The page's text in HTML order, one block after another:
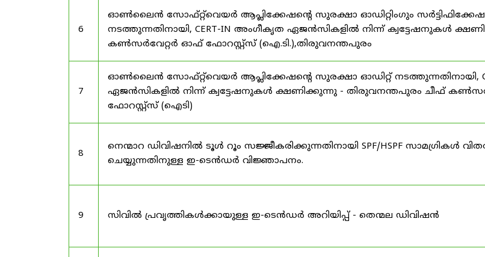
6
ഓൺലൈൻ സോഫ്റ്റ്‌വെയർ ആപ്ലിക്കേഷന്റെ സുരക്ഷാ ഓഡിറ്റിംഗും
നടത്തുന്നതിനായി, CERT-IN അംഗീകൃത ഏജൻസികളിൽ നിന്ന് ക്വട്ടേഷനുകൾ
കൺസർവേറ്റർ ഓഫ് ഫോറസ്റ്റ്സ് (ഐ.ടി.),തിരുവനന്തപുരം
7
ഓൺലൈൻ സോഫ്റ്റ്‌വെയർ ആപ്ലിക്കേഷന്റെ സുരക്ഷാ ഓഡിറ്റ് നടത്തുന്നതിനായി,
ഏജൻസികളിൽ നിന്ന് ക്വട്ടേഷനുകൾ ക്ഷണിക്കുന്നു - തിരുവനന്തപുരം ചീഫ്
ഫോറസ്റ്റ്സ് (ഐടി)
8
നെന്മാറ ഡിവിഷനിൽ ടൂൾ റൂം സജ്ജീകരിക്കുന്നതിനായി SPF/HSPF സാമഗ്രികൾ
ചെയ്യുന്നതിനുള്ള ഇ-ടെൻഡർ വിജ്ഞാപനം.
9 സിവിൽ പ്രവൃത്തികൾക്കായുള്ള ഇ-ടെൻഡർ അറിയിപ്പ് - തെന്മല ഡിവിഷൻ